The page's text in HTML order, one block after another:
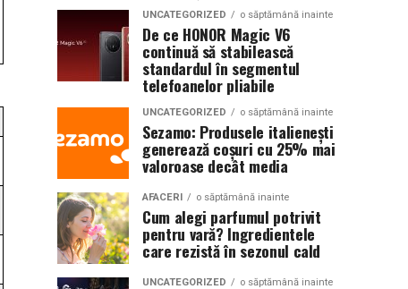
UNCATEGORIZED o săptămână inainte
De ce HONOR Magic V6
continuă să stabilească
standardul în segmentul
telefoanelor pliabile
UNCATEGORIZED o săptămână inainte
Sezamo: Produsele italienești
generează coșuri cu 25% mai
valoroase decât media
AFACERI o săptămână inainte
Cum alegi parfumul potrivit
pentru vară? Ingredientele
care rezistă în sezonul cald
UNCATEGORIZED o săptămână inainte